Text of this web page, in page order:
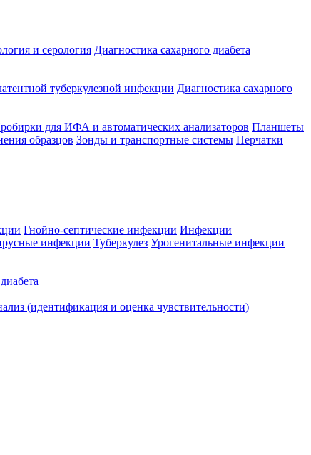
и серология Диагностика сахарного диабета
туберкулезной инфекции Диагностика сахарного
для ИФА и автоматических анализаторов Планшеты
образцов Зонды и транспортные системы Перчатки
Гнойно-септические инфекции Инфекции
инфекции Туберкулез Урогенитальные инфекции
(идентификация и оценка чувствительности)